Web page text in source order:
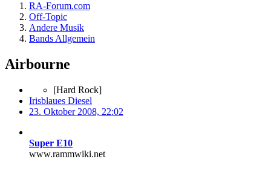
RA-Forum.com
Off-Topic
Andere Musik
Bands Allgemein
Airbourne
[Hard Rock]
Irisblaues Diesel
23. Oktober 2008, 22:02
Super E10
www.rammwiki.net